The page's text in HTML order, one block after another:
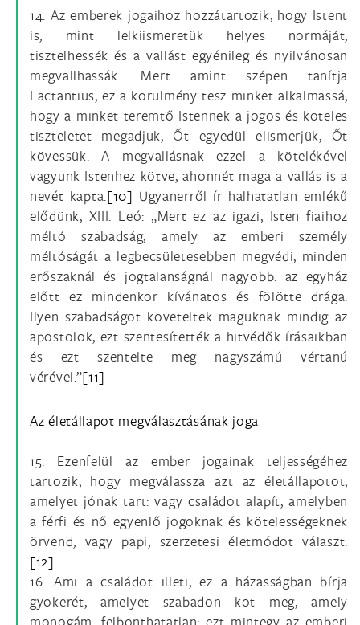
14. Az emberek jogaihoz hozzátartozik, hogy Istent
is, mint lelkiismeretük helyes normáját,
tisztelhessék és a vallást egyénileg és nyilvánosan
megvallhassák. Mert amint szépen tanítja
Lactantius, ez a körülmény tesz minket alkalmassá,
hogy a minket teremtő Istennek a jogos és köteles
tiszteletet megadjuk, Őt egyedül elismerjük, Őt
kövessük. A megvallásnak ezzel a kötelékével
vagyunk Istenhez kötve, ahonnét maga a vallás is a
nevét kapta.[10] Ugyanerről ír halhatatlan emlékű
elődünk, XIII. Leó: „Mert ez az igazi, Isten fiaihoz
méltó szabadság, amely az emberi személy
méltóságát a legbecsületesebben megvédi, minden
erőszaknál és jogtalanságnál nagyobb: az egyház
előtt ez mindenkor kívánatos és fölötte drága.
Ilyen szabadságot követeltek maguknak mindig az
apostolok, ezt szentesítették a hitvédők írásaikban
és ezt szentelte meg nagyszámú vértanú
vérével.”[11]
Az életállapot megválasztásának joga
15. Ezenfelül az ember jogainak teljességéhez
tartozik, hogy megválassza azt az életállapotot,
amelyet jónak tart: vagy családot alapít, amelyben
a férfi és nő egyenlő jogoknak és kötelességeknek
örvend, vagy papi, szerzetesi életmódot választ.
[12]
16. Ami a családot illeti, ez a házasságban bírja
gyökerét, amelyet szabadon köt meg, amely